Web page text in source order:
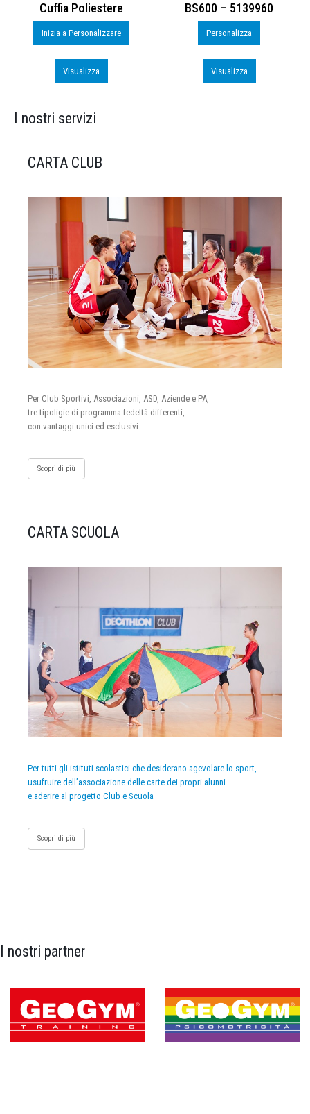
Cuffia Poliestere
Inizia a Personalizzare
Visualizza
BS600 – 5139960
Personalizza
Visualizza
I nostri servizi
CARTA CLUB
Per Club Sportivi, Associazioni, ASD, Aziende e PA,
tre tipoligie di programma fedeltà differenti,
con vantaggi unici ed esclusivi.
Scopri di più
CARTA SCUOLA
Per tutti gli istituti scolastici che desiderano agevolare lo sport,
usufruire dell’associazione delle carte dei propri alunni
e aderire al progetto Club e Scuola
Scopri di più
I nostri partner